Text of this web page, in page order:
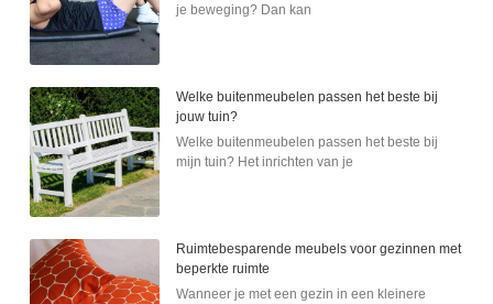
je beweging? Dan kan
Welke buitenmeubelen passen het beste bij
jouw tuin?
Welke buitenmeubelen passen het beste bij
mijn tuin? Het inrichten van je
Ruimtebesparende meubels voor gezinnen met
beperkte ruimte
Wanneer je met een gezin in een kleinere